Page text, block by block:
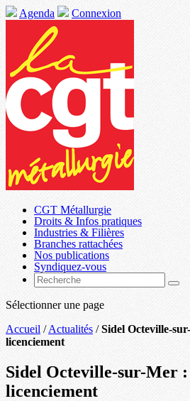
Agenda Connexion
CGT Métallurgie
Droits & Infos pratiques
Industries & Filières
Branches rattachées
Nos publications
Syndiquez-vous
Sélectionner une page
Accueil /Actualités /Sidel Octeville-
licenciement
Sidel Octeville-sur-Mer
licenciement